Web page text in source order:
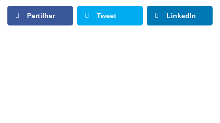
Partilhar Tweet LinkedIn